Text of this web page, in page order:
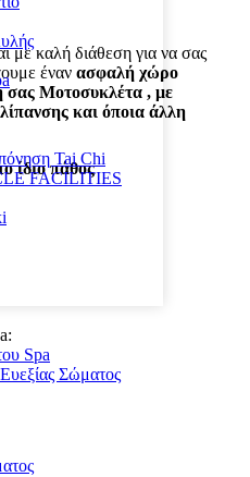
Tai Chi
FACILITIES
Spa
Σώματος
με καλή διάθεση για να σας
έναν ασφαλή χώρο
σας Μοτοσυκλέτα , με
και όποια άλλη
ίδιο πάθος